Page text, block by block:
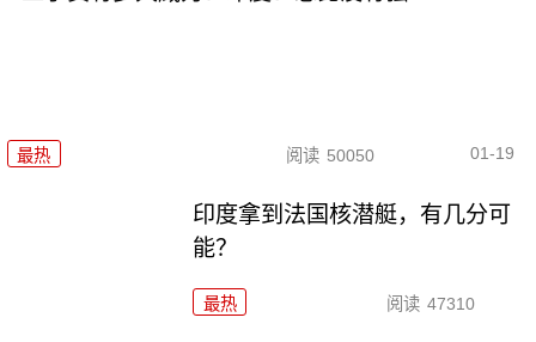
最热 阅读 50050 01-19
印度拿到法国核潜艇，有几分可
能？
最热 阅读 47310